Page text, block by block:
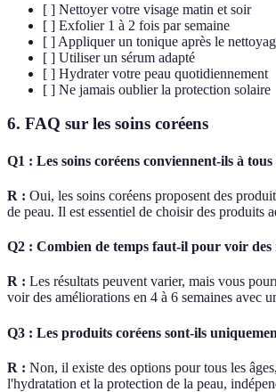
[ ] Nettoyer votre visage matin et soir
[ ] Exfolier 1 à 2 fois par semaine
[ ] Appliquer un tonique après le
[ ] Utiliser un sérum adapté
[ ] Hydrater votre peau quotidiennement
[ ] Ne jamais oublier la protection solaire
6. FAQ sur les soins coréens
Q1 : Les soins coréens conviennent-ils à tous
R : Oui, les soins coréens proposent des
de peau. Il est essentiel de choisir des produits
Q2 : Combien de temps faut-il pour voir des
R : Les résultats peuvent varier, mais vous
voir des améliorations en 4 à 6 semaines avec
Q3 : Les produits coréens sont-ils
R : Non, il existe des options pour tous les
l'hydratation et la protection de la peau,